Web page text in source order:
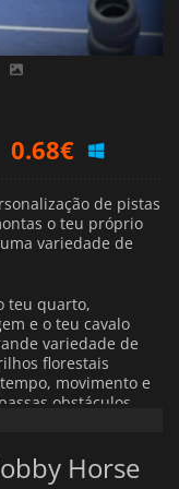
1.02€
7.19€ de pistas
o teu próprio
variedade de
teu quarto,
e o teu cavalo
variedade de
florestais
movimento e
obstáculos
pistas, que permite
de obstáculos. Os
Horse